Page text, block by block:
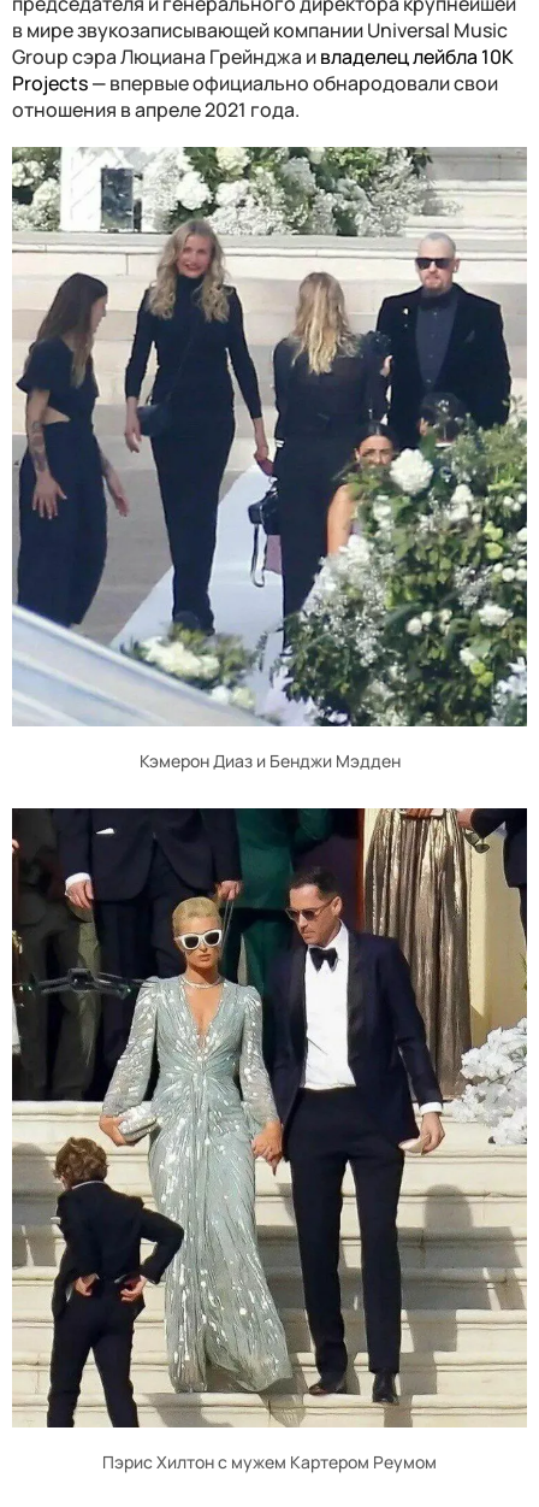
в мире звукозаписывающей компании Universal Music
Group сэра Люциана Грейнджа ивладелец лейбла 10K
Projects —впервые официально обнародовали свои
отношения в апреле 2021 года.
Кэмерон Диаз и Бенджи Мэдден
Пэрис Хилтон с мужем Картером Реумом